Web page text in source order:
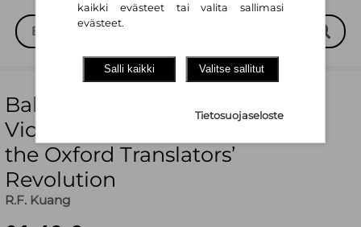
Babel - Or the Necessity of
Violence: an Arcane History of
the Oxford Translators’
Revolution
R.F. Kuang
kaikki evästeet tai valita sallimasi
evästeet.
Salli kaikki Valitse sallitut
Tietosuojaseloste